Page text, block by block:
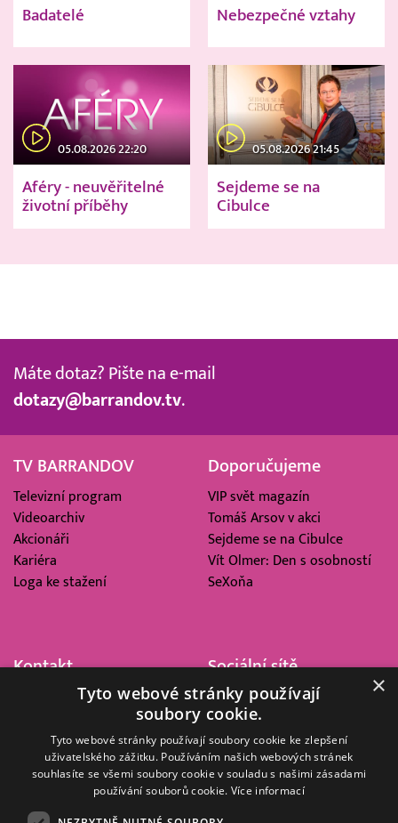
Badatelé Nebezpečné vztahy
05.08.2026 22:20
Aféry - neuvěřitelné
životní příběhy
05.08.2026 21:45
Sejdeme se na
Cibulce
Máte dotaz? Pište na e-mail
dotazy@barrandov.tv.
TV BARRANDOV
Televizní program
Videoarchiv
Akcionáři
Kariéra
Loga ke stažení
Doporučujeme
VIP svět magazín
Tomáš Arsov v akci
Sejdeme se na Cibulce
Vít Olmer: Den s osobností
SeXoňa
Kontakt
Barrandov Televizní Studio,
Kříženeckého nám. 322
152 00 Praha 5
IČ 416 93 311
Sociální sítě
×
Tyto webové stránky používají
soubory cookie.
Tyto webové stránky používají soubory cookie ke zlepšení
uživatelského zážitku. Používáním našich webových stránek
souhlasíte se všemi soubory cookie v souladu s našimi zásadami
používání souborů cookie. Více informací